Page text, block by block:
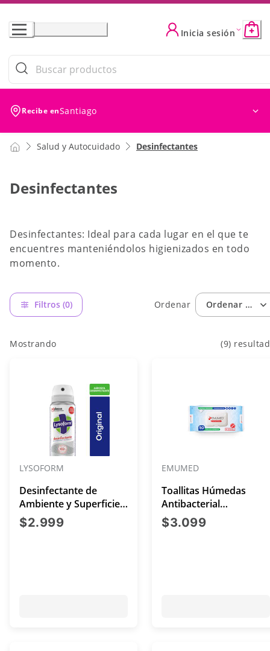
Skip
Content
Inicia sesión
Recibe enSantiago
Salud y Autocuidado Desinfectantes
Desinfectantes
Desinfectantes: Ideal para cada lugar en el que te
encuentres manteniéndolos higienizados en todo
momento.
Filtros (0) Ordenar Ordenar por:
Mostrando (9)
LYSOFORM
Desinfectante de
Ambiente y Superficies
para llevar
$2.999precio actual $2.999
EMUMED
Toallitas Húmedas
Antibacterial
Higienizantes X50
$3.099precio